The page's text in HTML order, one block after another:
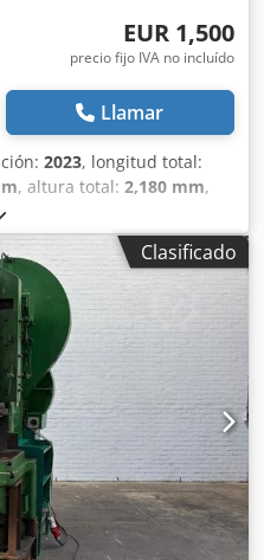
EUR 1,500
precio fijo IVA no incluído
Llamar
2023, longitud total:
, altura total: 2,180 mm,
- Año de fabricación: 2023
- Marcado CE: Sí -
serie: SA021 - Control:
Prensa de taller
prensa: De simple efecto -
30 - Carrera mínima
190 - Longitud de la mesa
60 - Ancho del pistón
[mm]: 1000 - Ajuste
de transporte: 1400
x ancho x alto) - Peso de
de transporte
IVA: El precio indicado
de recargo del IVA: El IVA es
Clasificado